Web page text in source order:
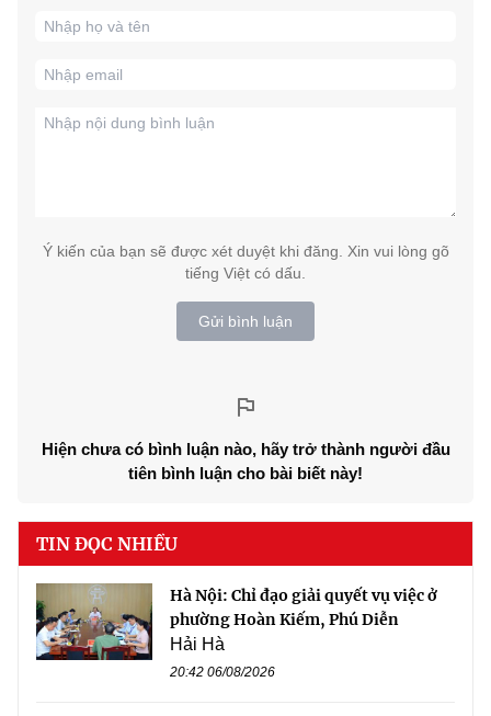
Ý kiến của bạn sẽ được xét duyệt khi đăng. Xin vui lòng gõ
tiếng Việt có dấu.
Gửi bình luận
Hiện chưa có bình luận nào, hãy trở thành người đầu
tiên bình luận cho bài biết này!
TIN ĐỌC NHIỀU
Hà Nội: Chỉ đạo giải quyết vụ việc ở
phường Hoàn Kiếm, Phú Diễn
Hải Hà
20:42 06/08/2026